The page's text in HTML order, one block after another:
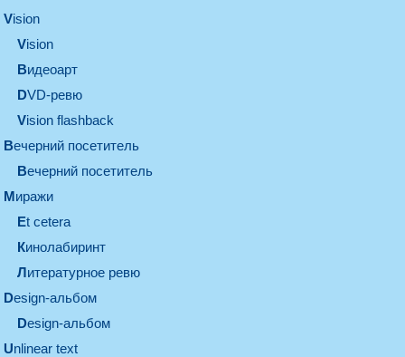
vision
vision
видеоарт
DVD-ревю
Vision flashback
вечерний посетитель
вечерний посетитель
миражи
et cetera
кинолабиринт
литературное ревю
design-альбом
design-альбом
unlinear text